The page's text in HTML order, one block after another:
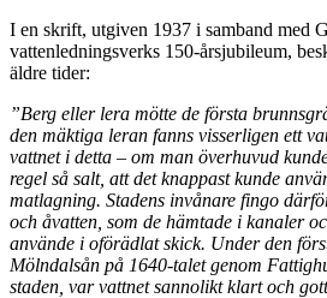
I en skrift, utgiven 1937 i samband med
vattenledningsverks 150-årsjubileum,
äldre tider:
”Berg eller lera mötte de första
den mäktiga leran fanns visserligen ett
vattnet i detta – om man överhuvud
regel så salt, att det knappast kunde
matlagning. Stadens invånare fingo
och åvatten, som de hämtade i kanaler
använde i oförädlat skick. Under den
Mölndalsån på 1640-talet genom
staden, var vattnet sannolikt klart och